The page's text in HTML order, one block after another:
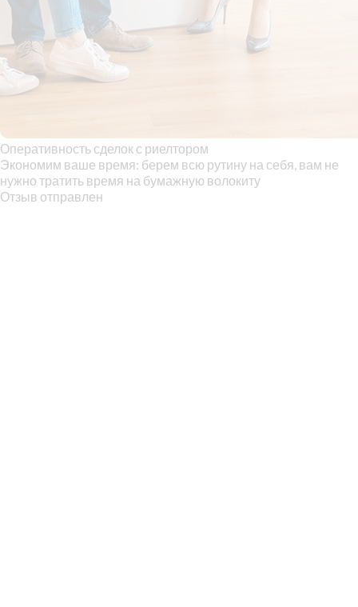
Оперативность сделок с риелтором
Экономим ваше время: берем всю рутину на себя, вам не
нужно тратить время на бумажную волокиту
Отзыв отправлен